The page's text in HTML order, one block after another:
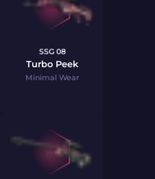
SSG 08
Turbo Peek
Minimal Wear